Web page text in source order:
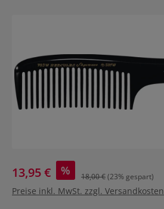
13,95 € % 18,00 €(23% gespart)
Preise inkl. MwSt. zzgl. Versandkosten